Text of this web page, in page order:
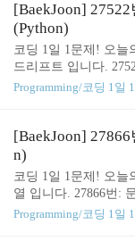
제 풀이 a 와 b 를 곱
나누면 최소공배수입
는 math 의 gcd 를 활
on ) from math import
// gcd(a, b) if
(int(input())): a, b =
[BaekJoon]
(Python)
코딩 1일 1문제! 오늘
드리프트 입니다.
드팀은 2, 4, 5, 6등을
"기록(M:SS:SSS) 팀
기준으로 split 하여
로 뒤의 값을 팀명으
e 객체로 바꾸는데에
습니다. from datetime
Programming/코딩 1일
[BaekJoon]
n)
코딩 1일 1문제! 오늘
열 입니다. 27866번:
소문자와 대문자로만
Programming/코딩 1일